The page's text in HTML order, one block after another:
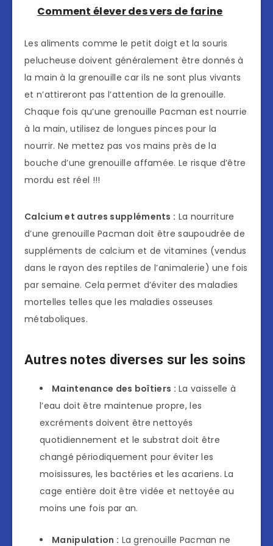
Comment élever des vers de farine
Les aliments comme le petit doigt et la souris
pelucheuse doivent généralement être donnés à
la main à la grenouille car ils ne sont plus vivants
et n’attireront pas l’attention de la grenouille.
Chaque fois qu’une grenouille Pacman est nourrie
à la main, utilisez de longues pinces pour la
nourrir. Ne mettez pas vos mains près de la
bouche d’une grenouille affamée. Le risque d’être
mordu est réel !!!
Calcium et autres suppléments : La nourriture
d’une grenouille Pacman doit être saupoudrée de
suppléments de calcium et de vitamines (vendus
dans le rayon des reptiles de l’animalerie) une fois
par semaine. Cela permet d’éviter des maladies
mortelles telles que les maladies osseuses
métaboliques.
Autres notes diverses sur les soins
Maintenance des boîtiers : La vaisselle à
l’eau doit être maintenue propre, les
excréments doivent être nettoyés
quotidiennement et le substrat doit être
changé périodiquement pour éviter les
moisissures, les bactéries et les acariens. La
cage entière doit être vidée et nettoyée au
moins une fois par an.
Manipulation : La grenouille Pacman ne